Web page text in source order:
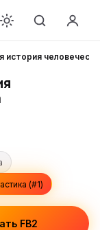
история
(#1)
FB2